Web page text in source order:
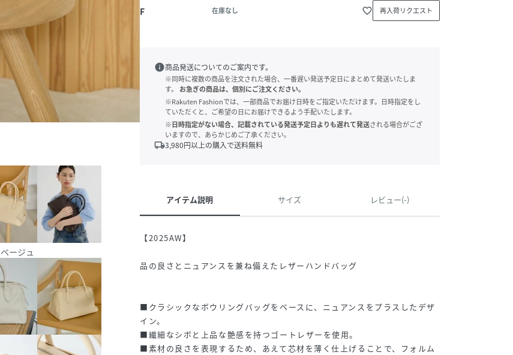
ージュ
F 在庫なし favorite_border 再入荷リクエスト
info商品発送についてのご案内です。
※同時に複数の商品を注文された場合、一番遅い発送予定日にまとめて発送いたしま
す。
お急ぎの商品は、個別にご注文ください。
※Rakuten Fashionでは、一部商品でお届け日時をご指定いただけます。日時指定をし
ていただくと、ご希望の日にお届けできるよう手配いたします。
※日時指定がない場合、記載されている発送予定日よりも遅れて発送される場合がござ
いますので、あらかじめご了承ください。
local_shipping3,980円以上の購入で送料無料
アイテム説明 サイズ レビュー(-)
【2025AW】
品の良さとニュアンスを兼ね備えたレザーハンドバッグ
■クラシックなボウリングバッグをベースに、ニュアンスをプラスしたデザ
イン。
■繊細なシボと上品な艶感を持つゴートレザーを使用。
■素材の良さを表現するため、あえて芯材を薄く仕上げることで、フォルム